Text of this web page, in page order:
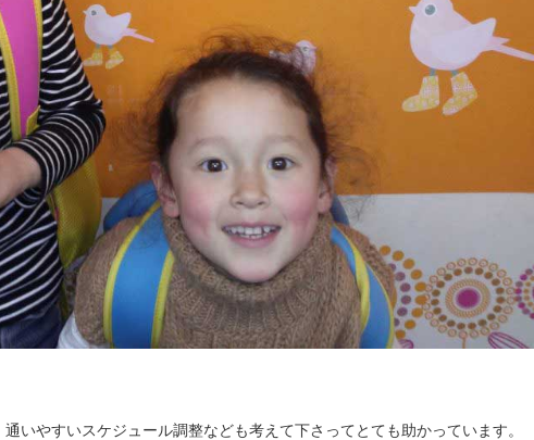
いやすいスケジュール調整なども考えて下さってとても助かっています。